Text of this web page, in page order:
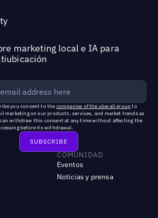
marketing local e IA para
you consent to the companies of the uberall groupto
marketing on our products, services, and market trends as
withdraw this consent at any time without affecting the
before its withdrawal.
COMUNIDAD
Eventos
Noticias y prensa